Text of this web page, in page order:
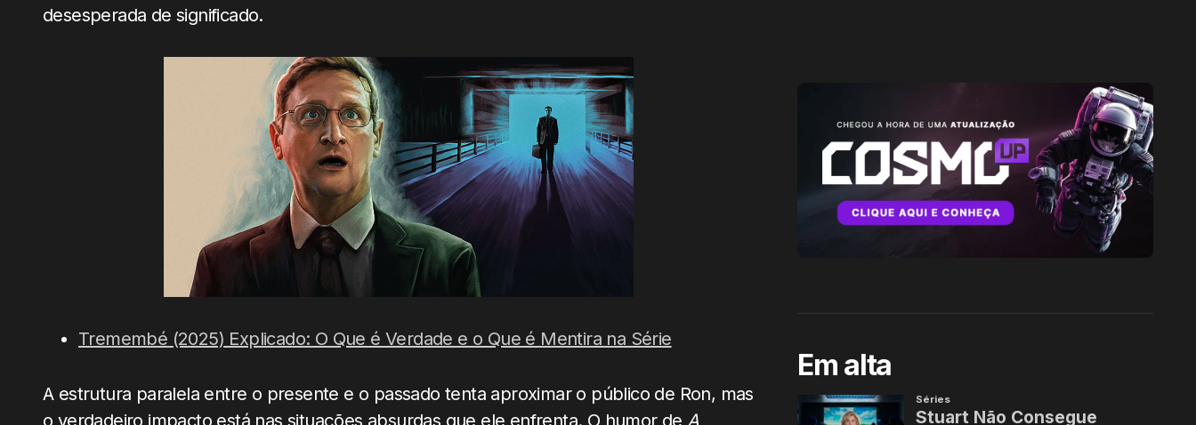
desesperada de significado.
Tremembé (2025) Explicado: O Que é Verdade e o Que é Mentira na Série
A estrutura paralela entre o presente e o passado tenta aproximar o público de Ron, mas
o verdadeiro impacto está nas situações absurdas que ele enfrenta. O humor de A
Em alta